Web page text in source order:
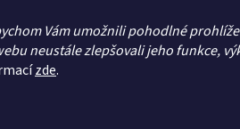
Vám umožnili pohodlné
neustále zlepšovali jeho funkce,
zde.
777 128